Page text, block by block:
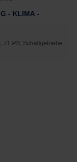
- KLIMA -
71 PS, Schaltgetriebe